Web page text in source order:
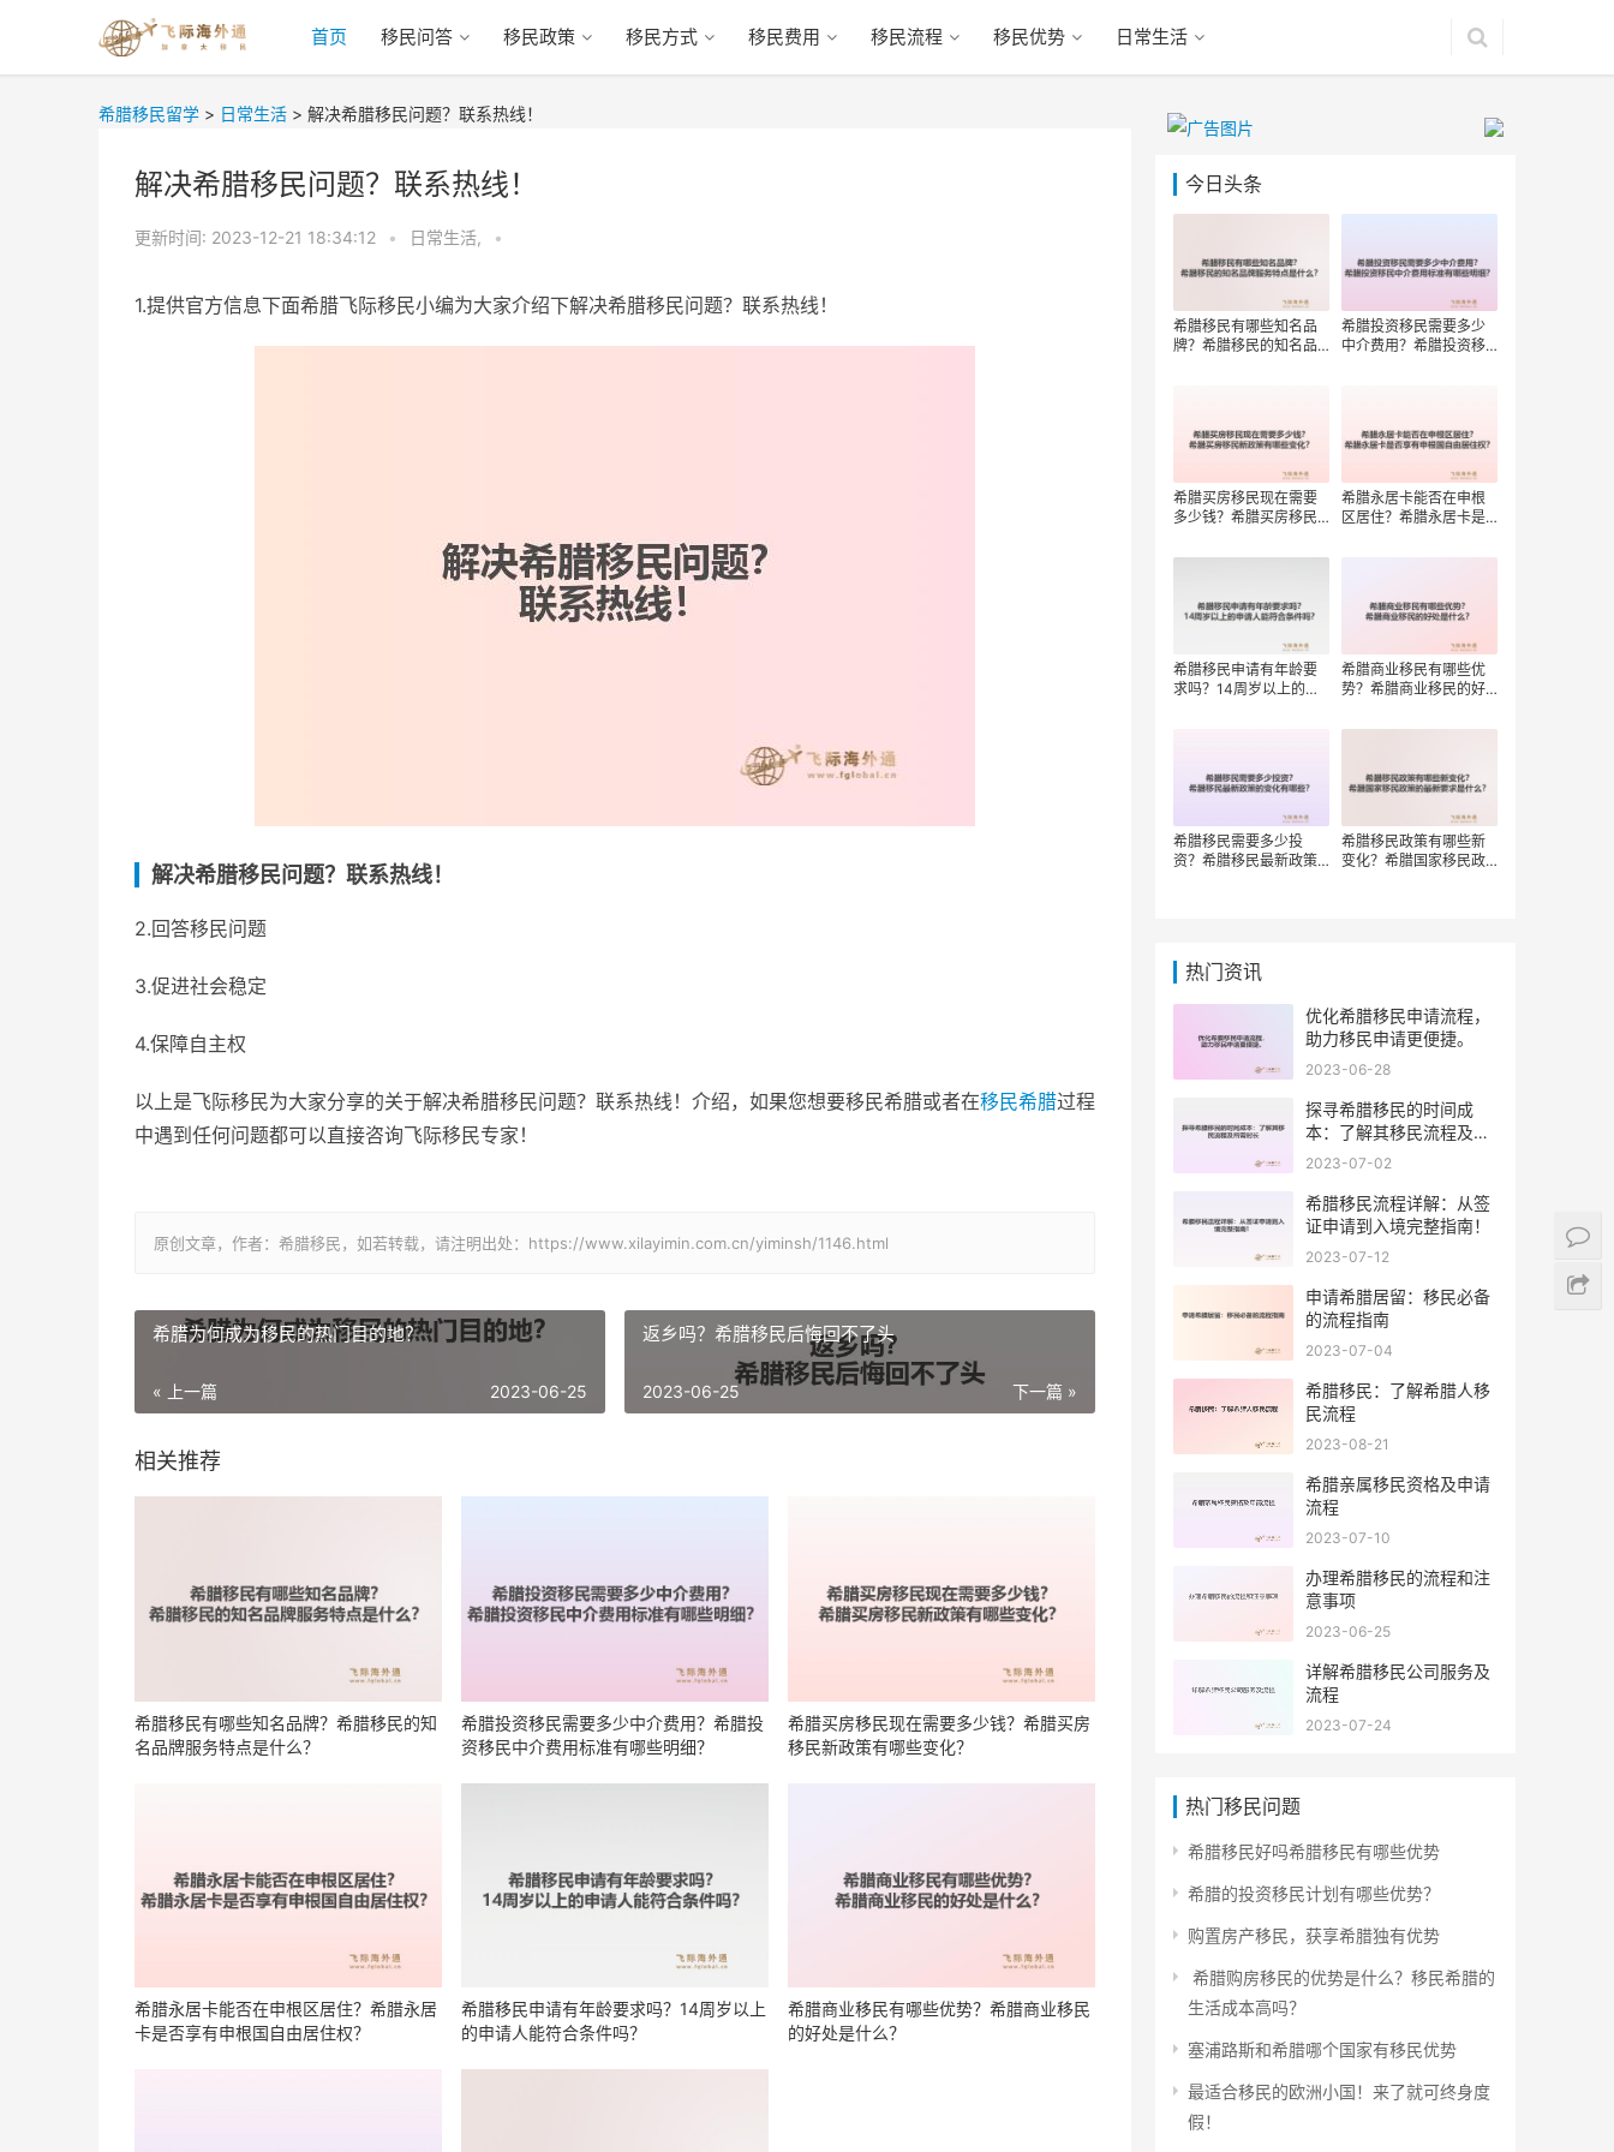
首页 移民问答 移民政策 移民方式 移民费用 移民流程 移民优势 日常生活
希腊移民留学 > 日常生活 > 解决希腊移民问题？联系热线！
解决希腊移民问题？联系热线！
更新时间: 2023-12-21 18:34:12 • 日常生活, •
1.提供官方信息下面希腊飞际移民小编为大家介绍下解决希腊移民问题？联系热线！
解决希腊移民问题？联系热线！
2.回答移民问题
3.促进社会稳定
4.保障自主权
以上是飞际移民为大家分享的关于解决希腊移民问题？联系热线！介绍，如果您想要移民希腊或者在移民希腊过程
中遇到任何问题都可以直接咨询飞际移民专家！
原创文章，作者：希腊移民，如若转载，请注明出处：https://www.xilayimin.com.cn/yiminsh/1146.html
希腊为何成为移民的热门目的地？
« 上一篇 2023-06-25
返乡吗？希腊移民后悔回不了头
下一篇 »
2023-06-25
相关推荐
希腊移民有哪些知名品牌？希腊移民的知
名品牌服务特点是什么？
希腊投资移民需要多少中介费用？希腊投
资移民中介费用标准有哪些明细？
希腊买房移民现在需要多少钱？希腊买房
移民新政策有哪些变化？
希腊永居卡能否在申根区居住？希腊永居
卡是否享有申根国自由居住权？
希腊移民申请有年龄要求吗？14周岁以上
的申请人能符合条件吗？
希腊商业移民有哪些优势？希腊商业移民
的好处是什么？
今日头条
希腊移民有哪些知名品
牌？希腊移民的知名品
希腊投资移民需要多少
中介费用？希腊投资移
希腊买房移民现在需要
多少钱？希腊买房移民
希腊永居卡能否在申根
区居住？希腊永居卡是
希腊移民申请有年龄要
求吗？14周岁以上的申
希腊商业移民有哪些优
势？希腊商业移民的好
希腊移民需要多少投
资？希腊移民最新政策
希腊移民政策有哪些新
变化？希腊国家移民政
热门资讯
优化希腊移民申请流程，
助力移民申请更便捷。
2023-06-28
探寻希腊移民的时间成
本：了解其移民流程及所
需时长
2023-07-02
希腊移民流程详解：从签
证申请到入境完整指南！
2023-07-12
申请希腊居留：移民必备
的流程指南
2023-07-04
希腊移民：了解希腊人移
民流程
2023-08-21
希腊亲属移民资格及申请
流程
2023-07-10
办理希腊移民的流程和注
意事项
2023-06-25
详解希腊移民公司服务及
流程
2023-07-24
热门移民问题
希腊移民好吗希腊移民有哪些优势
希腊的投资移民计划有哪些优势？
购置房产移民，获享希腊独有优势
希腊购房移民的优势是什么？移民希腊的
生活成本高吗？
塞浦路斯和希腊哪个国家有移民优势
最适合移民的欧洲小国！来了就可终身度
假！